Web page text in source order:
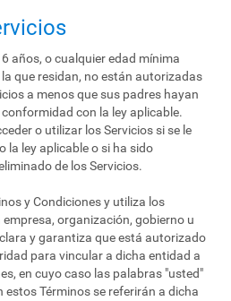
años, o cualquier edad mínima
que residan, no están autorizadas
a menos que sus padres hayan
con la ley aplicable.
o utilizar los Servicios si se le
la ley aplicable o si ha sido
de los Servicios.
y Condiciones y utiliza los
organización, gobierno u
y garantiza que está autorizado
para vincular a dicha entidad a
en cuyo caso las palabras "usted"
estos Términos se referirán a dicha